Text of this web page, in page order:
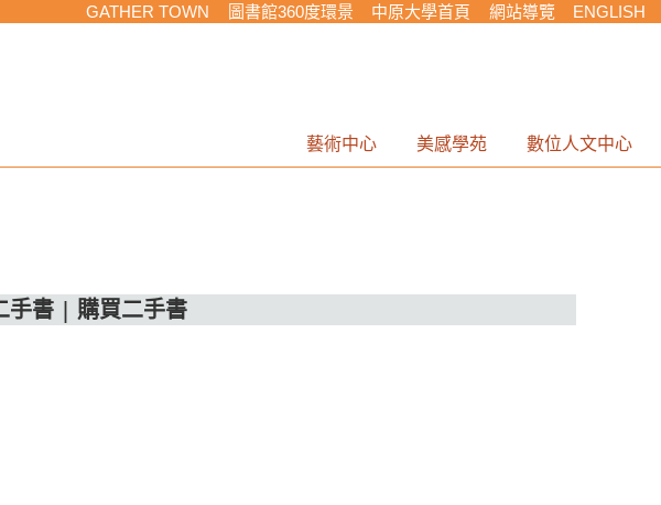
GATHER TOWN 圖書館360度環景 中原大學首頁 網站導覽 ENGLISH
藝術中心 美感學苑 數位人文中心
手書 | 購買二手書